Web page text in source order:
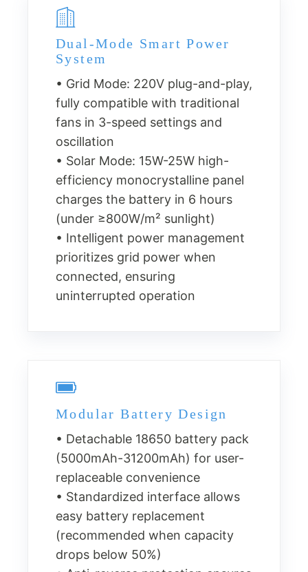
Dual-Mode Smart Power
System
• Grid Mode: 220V plug-and-play,
fully compatible with traditional
fans in 3-speed settings and
oscillation
• Solar Mode: 15W-25W high-
efficiency monocrystalline panel
charges the battery in 6 hours
(under ≥800W/m² sunlight)
• Intelligent power management
prioritizes grid power when
connected, ensuring
uninterrupted operation
Modular Battery Design
• Detachable 18650 battery pack
(5000mAh-31200mAh) for user-
replaceable convenience
• Standardized interface allows
easy battery replacement
(recommended when capacity
drops below 50%)